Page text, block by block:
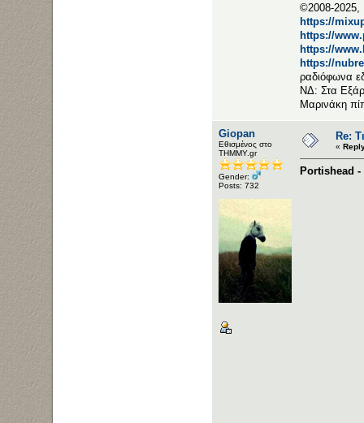
©2008-2025,
https://
https://
https://
https://
ραδιόφωνα
ΝΔ: Στα
Μαρινάκη
Giopan
Εθισμένος στο
ΤΗΜΜΥ.gr
Gender:
Posts: 732
Re:
«
Portishead -